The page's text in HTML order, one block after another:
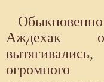
Аждехак
огромного